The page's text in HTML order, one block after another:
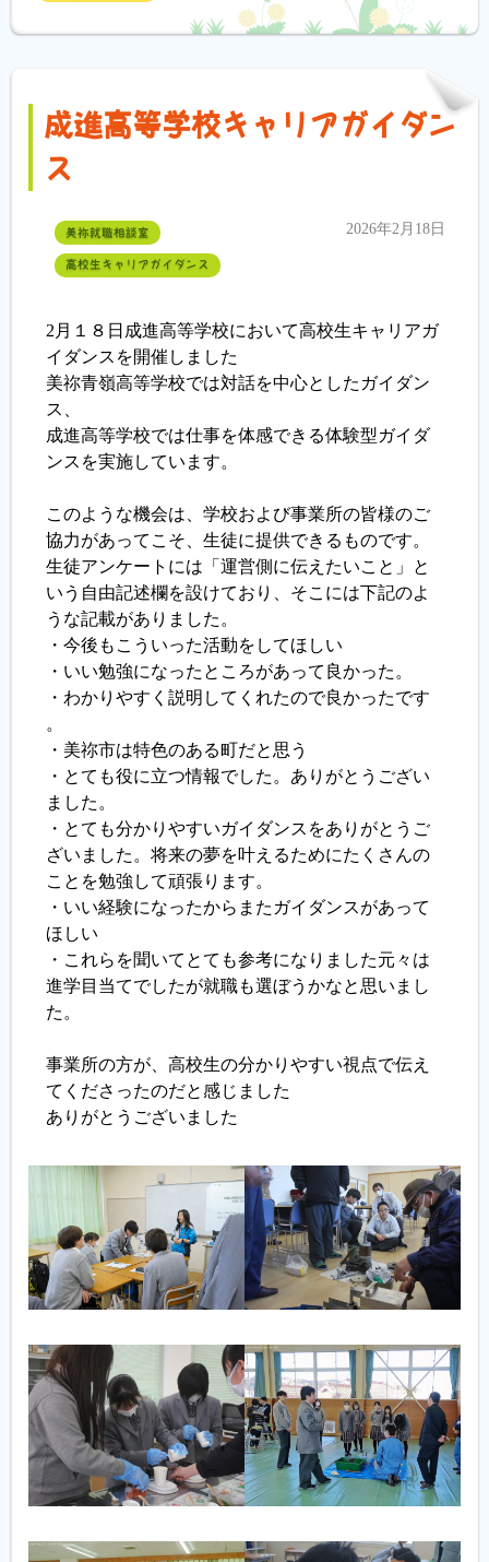
成進高等学校キャリアガイダン
ス
美祢就職相談室
高校生キャリアガイダンス
2026年2月18日
2月１８日成進高等学校において高校生キャリアガ
イダンスを開催しました
美祢青嶺高等学校では対話を中心としたガイダン
ス、
成進高等学校では仕事を体感できる体験型ガイダ
ンスを実施しています。
このような機会は、学校および事業所の皆様のご
協力があってこそ、生徒に提供できるものです。
生徒アンケートには「運営側に伝えたいこと」と
いう自由記述欄を設けており、そこには下記のよ
うな記載がありました。
・今後もこういった活動をしてほしい
・いい勉強になったところがあって良かった。
・わかりやすく説明してくれたので良かったです
。
・美祢市は特色のある町だと思う
・とても役に立つ情報でした。ありがとうござい
ました。
・とても分かりやすいガイダンスをありがとうご
ざいました。将来の夢を叶えるためにたくさんの
ことを勉強して頑張ります。
・いい経験になったからまたガイダンスがあって
ほしい
・これらを聞いてとても参考になりました元々は
進学目当てでしたが就職も選ぼうかなと思いまし
た。
事業所の方が、高校生の分かりやすい視点で伝え
てくださったのだと感じました
ありがとうございました